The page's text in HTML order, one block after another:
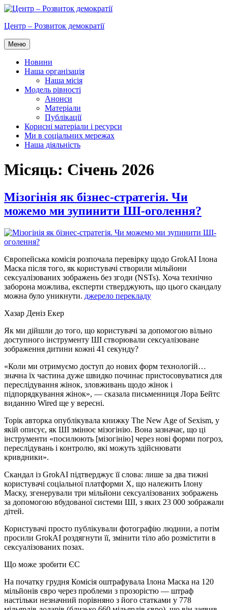
Перейти
вмісту
Центр – Розвиток демократії
Меню
Новини
Наша організація
Наша місія
Модель рівності
Анонси
Матеріали
Публікації
Корисні матеріали і ресурси
Ми в соціальних мережах
Наша діяльність
Місяць: Січень 2026
Мізогінія як бізнес-стратегія. Чи
можемо ми зупинити ШІ-оголення?
Європейська комісія розпочала перевірку щодо GrokAI Ілона
Маска після того, як користувачі створили мільйони
сексуалізованих зображень без згоди (NSTs). Хоча технічно
заборона можлива, експерти стверджують, що цього скандалу
можна було уникнути. джерело перекладу
Хазар Деніз Екер
Як ми дійшли до того, що користувачі за допомогою вільно
доступного інструменту ШІ створювали сексуалізоване
зображення дитини кожні 41 секунду?
«Коли ми отримуємо доступ до нових форм технологій…
значна їх частина дуже швидко починає пристосовуватися для
переслідування жінок, зловживань щодо жінок і
підпорядкування жінок», — сказала письменниця Лора Бейтс
виданню Wired ще у вересні.
Торік авторка опублікувала книжку The New Age of Sexism, у
якій описує, як ШІ змінює мізогінію. Вона зазначає, що ці
інструменти «посилюють [мізогінію] через нові форми погроз,
переслідувань і контролю, які можуть здійснювати
кривдники».
Скандал із GrokAI підтверджує її слова: лише за два тижні
користувачі соціальної платформи X, що належить Ілону
Маску, згенерували три мільйони сексуалізованих зображень
за допомогою вбудованої системи ШІ, з яких 23 000 зображали
дітей.
Користувачі просто публікували фотографію людини, а потім
просили GrokAI роздягнути її, змінити тіло або розмістити в
сексуалізованих позах.
Що може зробити ЄС
На початку грудня Комісія оштрафувала Ілона Маска на 120
мільйонів євро через проблеми з прозорістю — штраф
настільки незначний порівняно з його статками у 778